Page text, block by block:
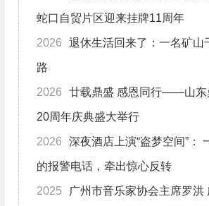
蛇口自贸片区迎来挂牌11周年
2026 退休生活回来了：一名矿山
路
2026 廿载鼎盛 感恩同行——山东鼎盛电气建厂
20周年庆典盛大举行
2026 深夜酒店上演“盗梦空间”：
的报警电话，牵出惊心反转
2025 广州市音乐家协会主席罗洪 广州包容进取